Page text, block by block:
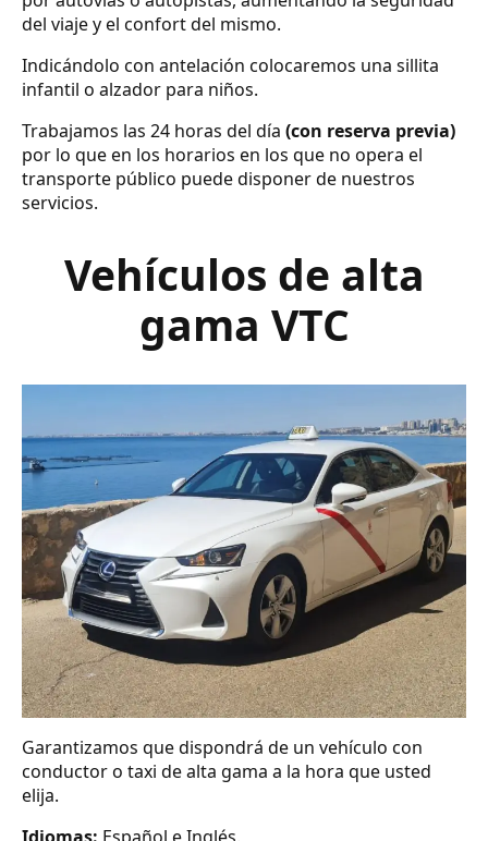
del viaje y el confort del mismo.
Indicándolo con antelación colocaremos una sillita
infantil o alzador para niños.
Trabajamos las 24 horas del día (con reserva previa)
por lo que en los horarios en los que no opera el
transporte público puede disponer de nuestros
servicios.
Vehículos de alta
gama VTC
Garantizamos que dispondrá de un vehículo con
conductor o taxi de alta gama a la hora que usted
elija.